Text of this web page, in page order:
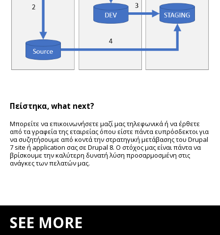
Πείστηκα, what next?
Μπορείτε να επικοινωνήσετε μαζί μας τηλεφωνικά ή να έρθετε
από τα γραφεία της εταιρείας όπου είστε πάντα ευπρόσδεκτοι για
να συζητήσουμε από κοντά την στρατηγική μετάβασης του Drupal
7 site ή application σας σε Drupal 8. Ο στόχος μας είναι πάντα να
βρίσκουμε την καλύτερη δυνατή λύση προσαρμοσμένη στις
ανάγκες των πελατών μας.
SEE MORE